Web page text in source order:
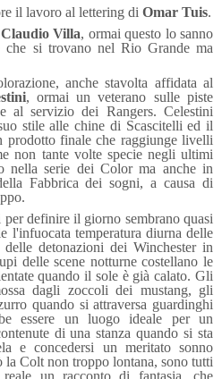
il lavoro al lettering di Omar Tuis.
Claudio Villa, ormai questo lo sanno
che si trovano nel Rio Grande ma
anche stavolta affidata al
, ormai un veterano sulle piste
al servizio dei Rangers. Celestini
stile alle chine di Scascitelli ed il
prodotto finale che raggiunge livelli
non tante volte specie negli ultimi
nella serie dei Color ma anche in
Fabbrica dei sogni, a causa di
definire il giorno sembrano quasi
l'infuocata temperatura diurna delle
detonazioni dei Winchester in
delle scene notturne costellano le
quando il sole è già calato. Gli
dagli zoccoli dei mustang, gli
quando si attraversa guardinghi
essere un luogo ideale per un
di una stanza quando si sta
e concedersi un meritato sonno
la Colt non troppo lontana, sono tutti
un racconto di fantasia, che